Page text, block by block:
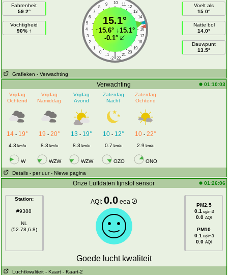
Fahrenheit
59.2°
Vochtigheid
90% ↑
10
9 11
8
12
7
13
6
14
5
15
4
16
3
17
2
18
1
19
0
20
-1 21
|
-2 22
15.1°
↑15.6°↓15.1°
-0.1°
Voelt als
15.0°
Natte bol
14.0°
Dauwpunt
13.5°
Grafieken - Verwachting
Verwachting
01:10:03
Vrijdag
Ochtend
Vrijdag
Namiddag
Vrijdag
Avond
Zaterdag
Nacht
Zaterdag
Ochtend
14 - 19° 19 - 20° 13 - 19° 10- 12° 10- 22°
4.3 km/u 8.3 km/u 8.3 km/u 0.7 km/u 2.9 km/u
W WZW WZW OZO ONO
Details - per uur - Niewe pagina
Onze Luftdaten fijnstof sensor 01:26:06
Station:
#9388
NL
(52.78,6.8)
AQI:0.0 eea
PM2.5
0.1ug/m3
0.0 AQI
PM10
0.1ug/m3
0.0 AQI
Goede lucht kwaliteit
Luchtkwaliteit - Kaart - Kaart-2